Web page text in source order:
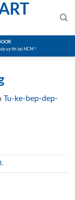
uy tín tại HCM !
Tu-ke-bep-dep-
.